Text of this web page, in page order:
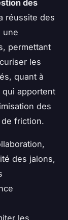
des
réussite des
une
permettant
les
quant à
qui apportent
des
de friction.
des jalons,
les